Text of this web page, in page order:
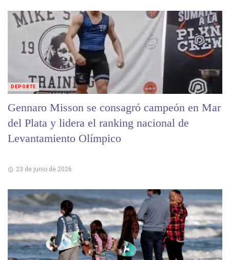
Gennaro Misson se consagró campeón en Mar
del Plata y lidera el ranking nacional de
Levantamiento Olímpico
23 de junio de 2026
DEPORTE